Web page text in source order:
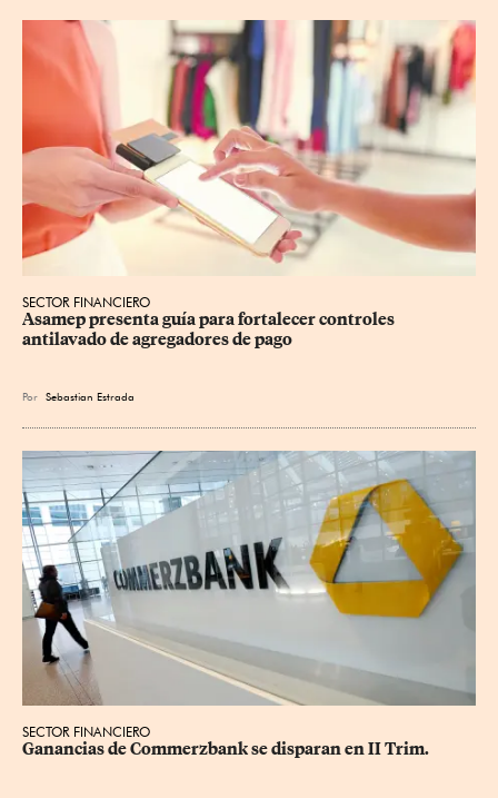
SECTOR FINANCIERO
Asamep presenta guía para fortalecer controles
antilavado de agregadores de pago
Por Sebastian Estrada
SECTOR FINANCIERO
Ganancias de Commerzbank se disparan en II Trim.